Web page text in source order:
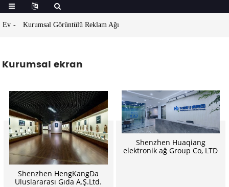
Ev Kurumsal Görüntülü Reklam Ağı
Kurumsal ekran
Shenzhen HengKangDa
Uluslararası Gıda A.Ş.Ltd.
Shenzhen Huaqiang
elektronik ağ Group Co, LTD